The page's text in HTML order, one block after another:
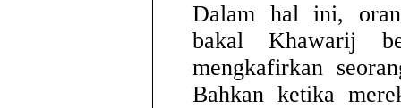
Dalam hal ini,
bakal Khawarij
mengkafirkan
Bahkan ketika